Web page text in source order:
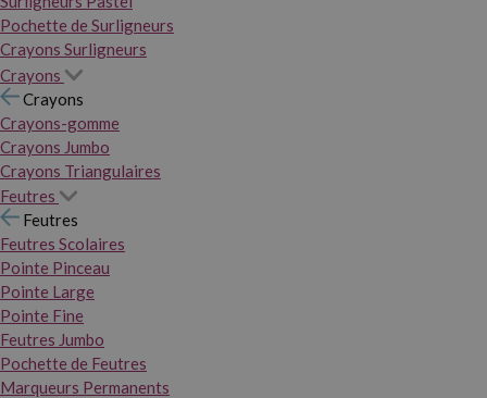
Pochette de Surligneurs
Crayons Surligneurs
Crayons
Crayons
Crayons-gomme
Crayons Jumbo
Crayons Triangulaires
Feutres
Feutres
Feutres Scolaires
Pointe Pinceau
Pointe Large
Pointe Fine
Feutres Jumbo
Pochette de Feutres
Marqueurs Permanents